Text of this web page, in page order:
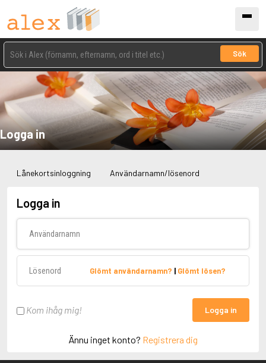
Sök
Logga in
Lånekortsinloggning Användarnamn/lösenord
Logga in
Glömt användarnamn? | Glömt lösen?
Kom ihåg mig! Logga in
Ännu inget konto? Registrera dig